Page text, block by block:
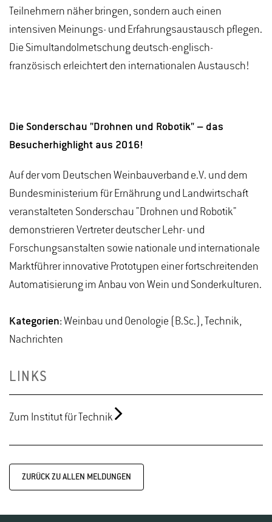
Teilnehmern näher bringen, sondern auch einen
intensiven Meinungs- und Erfahrungsaustausch pflegen.
Die Simultandolmetschung deutsch-englisch-
französisch erleichtert den internationalen Austausch!
Die Sonderschau "Drohnen und Robotik" – das
Besucherhighlight aus 2016!
Auf der vom Deutschen Weinbauverband e.V. und dem
Bundesministerium für Ernährung und Landwirtschaft
veranstalteten Sonderschau "Drohnen und Robotik"
demonstrieren Vertreter deutscher Lehr- und
Forschungsanstalten sowie nationale und internationale
Marktführer innovative Prototypen einer fortschreitenden
Automatisierung im Anbau von Wein und Sonderkulturen.
Kategorien:Weinbau und Oenologie (B.Sc.), Technik,
Nachrichten
LINKS
Zum Institut für Technik
ZURÜCK ZU ALLEN MELDUNGEN